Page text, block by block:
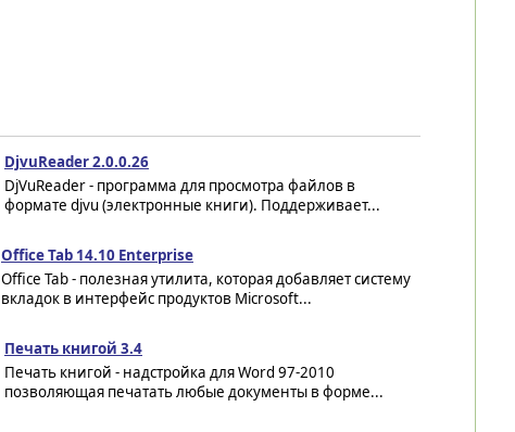
DjvuReader 2.0.0.26
DjVuReader - программа для просмотра файлов в
формате djvu (электронные книги). Поддерживает...
Office Tab 14.10 Enterprise
Office Tab - полезная утилита, которая добавляет систему
вкладок в интерфейс продуктов Microsoft...
Печать книгой 3.4
Печать книгой - надстройка для Word 97-2010
позволяющая печатать любые документы в форме...